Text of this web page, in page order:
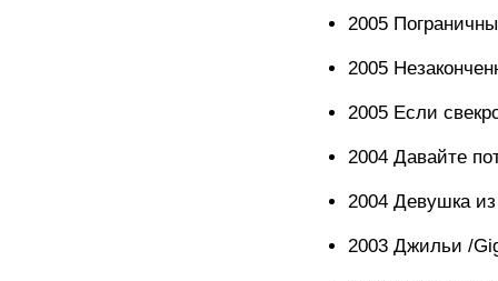
2005
2005
2005 Если
2004 Давайте
2004 Девушка
2003 Джильи /